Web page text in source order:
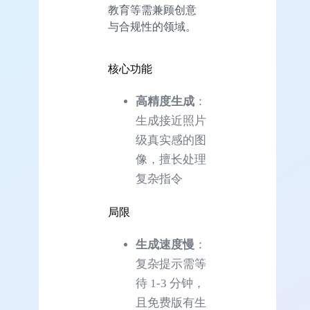
教育等需兼顾创意
与合规性的领域。
核心功能
高精度生成 ：
生成接近照片
级真实感的图
像，擅长处理
复杂指令
局限
生成速度慢 ：
复杂提示需等
待 1-3 分钟，
且免费版有生